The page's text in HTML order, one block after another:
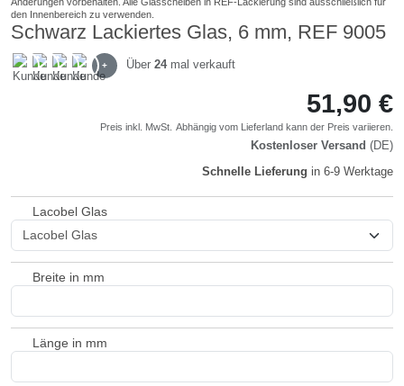
Schwarz Lackiertes Glas, 6 mm, REF 9005
+ Über 24 mal verkauft
51,90 €
Preis inkl. MwSt. Abhängig vom Lieferland kann der Preis variieren.
Kostenloser Versand (DE)
Schnelle Lieferung in 6-9 Werktage
Lacobel Glas
Breite in mm
Länge in mm